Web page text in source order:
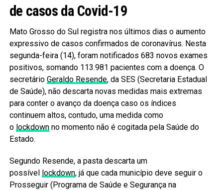
de casos da Covid-19
Mato Grosso do Sul registra nos últimos dias o aumento
expressivo de casos confirmados de coronavírus. Nesta
segunda-feira (14), foram notificados 683 novos exames
positivos, somando 113.981 pacientes com a doença. O
secretário Geraldo Resende, da SES (Secretaria Estadual
de Saúde), não descarta novas medidas mais extremas
para conter o avanço da doença caso os índices
continuem altos, contudo, uma medida como
o lockdownno momento não é cogitada pela Saúde do
Estado.
Segundo Resende, a pasta descarta um
possível lockdown, já que cada município deve seguir o
Prosseguir (Programa de Saúde e Segurança na